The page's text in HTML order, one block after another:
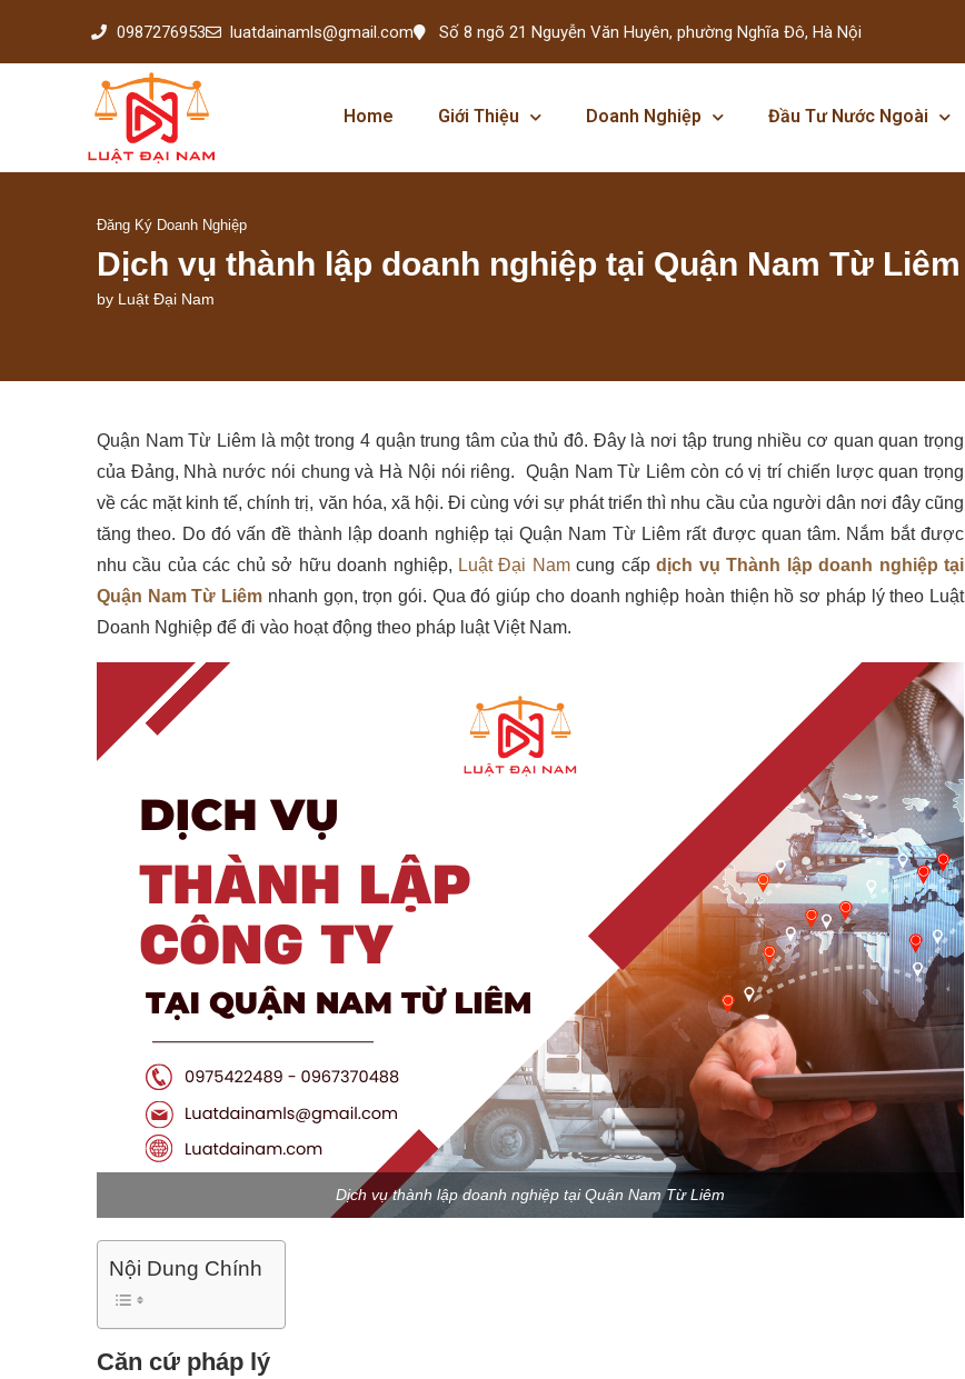
0987276953 luatdainamls@gmail.com Số 8 ngõ 21 Nguyễn Văn Huyên, phường Nghĩa Đô, Hà Nội
Home Giới Thiệu Doanh Nghiệp Đầu Tư Nước Ngoài
Đăng Ký Doanh Nghiệp
Dịch vụ thành lập doanh nghiệp tại Quận Nam Từ Liêm
by Luật Đại Nam
Quận Nam Từ Liêm là một trong 4 quận trung tâm của thủ đô. Đây là nơi tập trung nhiều cơ quan quan trọng
của Đảng, Nhà nước nói chung và Hà Nội nói riêng. Quận Nam Từ Liêm còn có vị trí chiến lược quan trọng
về các mặt kinh tế, chính trị, văn hóa, xã hội. Đi cùng với sự phát triển thì nhu cầu của người dân nơi đây cũng
tăng theo. Do đó vấn đề thành lập doanh nghiệp tại Quận Nam Từ Liêm rất được quan tâm. Nắm bắt được
nhu cầu của các chủ sở hữu doanh nghiệp, Luật Đại Namcung cấpdịch vụ Thành lập doanh nghiệp tại
Quận Nam Từ Liêm nhanh gọn, trọn gói. Qua đó giúp cho doanh nghiệp hoàn thiện hồ sơ pháp lý theo Luật
Doanh Nghiệp để đi vào hoạt động theo pháp luật Việt Nam.
Dịch vụ thành lập doanh nghiệp tại Quận Nam Từ Liêm
Nội Dung Chính
Căn cứ pháp lý